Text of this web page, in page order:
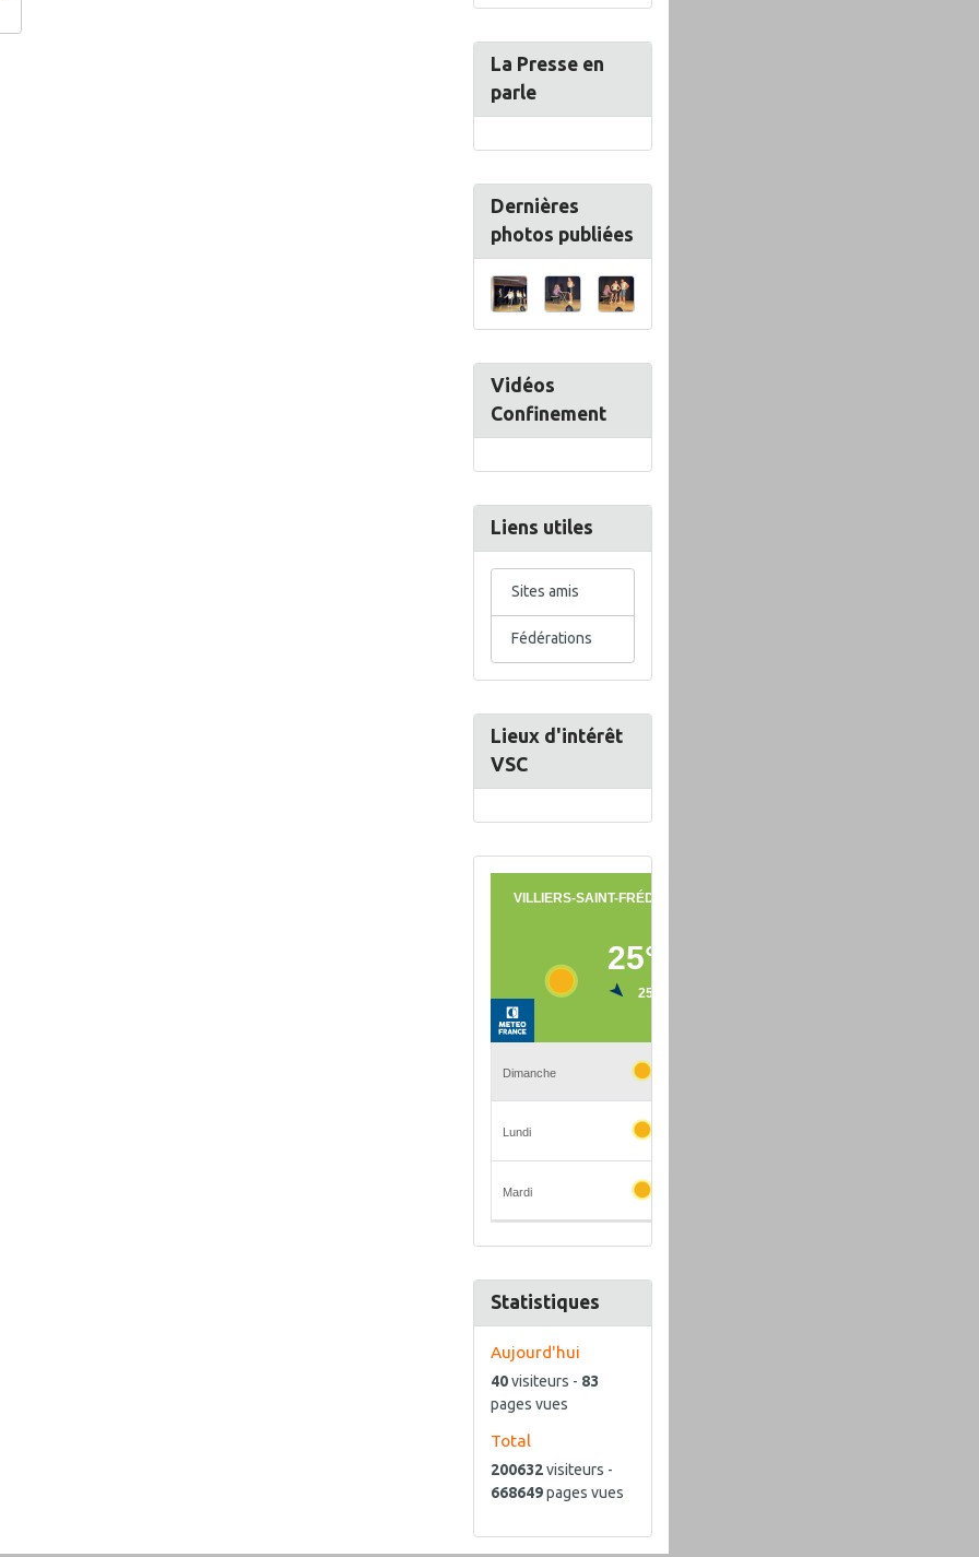
La Presse en
parle
Dernières
photos publiées
Vidéos
Confinement
Liens utiles
Sites amis
Fédérations
Lieux d'intérêt
VSC
Statistiques
Aujourd'hui
40visiteurs - 83
pages vues
Total
200632visiteurs -
668649pages vues